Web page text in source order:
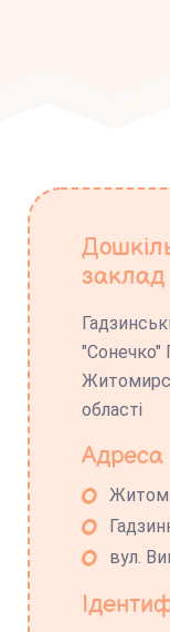
заклад
"Сонечко"
області
Адреса
вул.